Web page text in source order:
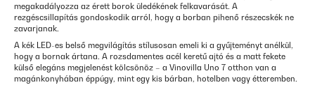
megakadályozza az érett borok üledékének felkavarását. A
rezgéscsillapítás gondoskodik arról, hogy a borban pihenő részecskék ne
zavarjanak.
A kék LED-es belső megvilágítás stílusosan emeli ki a gyűjteményt anélkül,
hogy a bornak ártana. A rozsdamentes acél keretű ajtó és a matt fekete
külső elegáns megjelenést kölcsönöz – a Vinovilla Uno 7 otthon van a
magánkonyhában éppúgy, mint egy kis bárban, hotelben vagy étteremben.